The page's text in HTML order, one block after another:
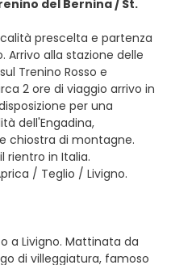
del Bernina / St.
prescelta e partenza
Arrivo alla stazione delle
Trenino Rosso e
2 ore di viaggio arrivo in
per una
dell'Engadina,
chiostra di montagne.
rientro in Italia.
/ Teglio / Livigno.
a Livigno. Mattinata da
di villeggiatura, famoso